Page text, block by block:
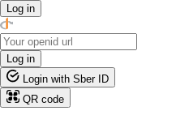
Log in
Log in
Login with Sber ID
QR code